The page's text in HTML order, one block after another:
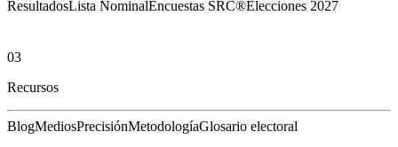
ResultadosLista NominalEncuestas SRC®Elecciones 2027
03
Recursos
BlogMediosPrecisiónMetodologíaGlosario electoral